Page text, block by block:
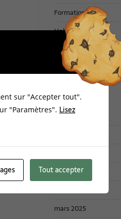
Formations
Habitat Santé
Non classé
Philosophie
Archives :
novembre 2025
mars 2025
sur "Accepter tout".
"Paramètres". Lisez
Tout accepter